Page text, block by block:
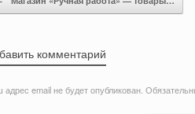
комментарий
адрес email не будет опубликован.